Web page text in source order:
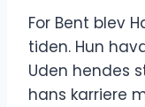
For Bent blev
tiden. Hun
Uden hendes
hans karriere